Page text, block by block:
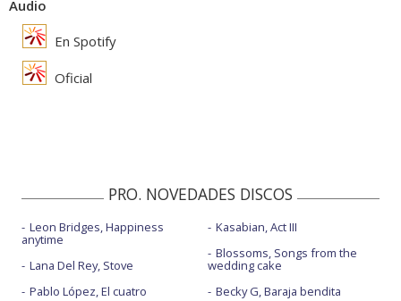
Audio
En Spotify
Oficial
PRO. NOVEDADES DISCOS
Leon Bridges, Happiness
anytime
Lana Del Rey, Stove
Pablo López, El cuatro
Kasabian, Act III
Blossoms, Songs from the
wedding cake
Becky G, Baraja bendita